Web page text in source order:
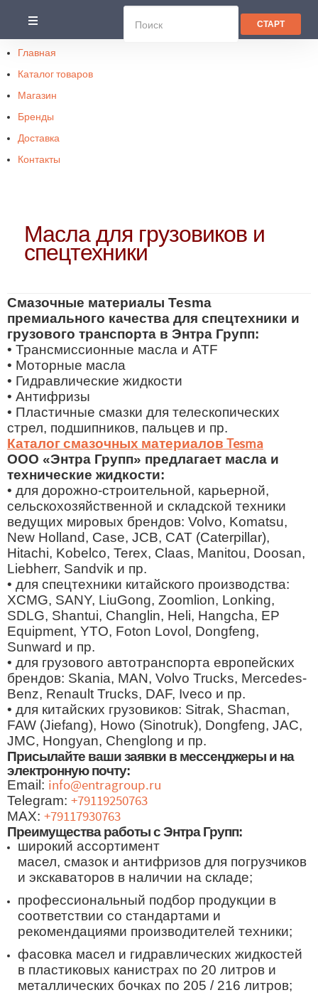
Главная
Каталог товаров
Магазин
Бренды
Доставка
Контакты
Масла для грузовиков и
спецтехники
Смазочные материалы Tesma
премиального качества для спецтехники и
грузового транспорта в Энтра Групп:
• Трансмиссионные масла и ATF
• Моторные масла
• Гидравлические жидкости
• Антифризы
• Пластичные смазки для телескопических
стрел, подшипников, пальцев и пр.
Каталог смазочных материалов Tesma
ООО «Энтра Групп» предлагает масла и
технические жидкости:
• для дорожно-строительной, карьерной,
сельскохозяйственной и складской техники
ведущих мировых брендов: Volvo, Komatsu,
New Holland, Case, JCB, CAT (Caterpillar),
Hitachi, Kobelco, Terex, Claas, Manitou, Doosan,
Liebherr, Sandvik и пр.
• для спецтехники китайского производства:
XCMG, SANY, LiuGong, Zoomlion, Lonking,
SDLG, Shantui, Changlin, Heli, Hangcha, EP
Equipment, YTO, Foton Lovol, Dongfeng,
Sunward и пр.
• для грузового автотранспорта европейских
брендов: Skania, MAN, Volvo Trucks, Mercedes-
Benz, Renault Trucks, DAF, Iveco и пр.
• для китайских грузовиков: Sitrak, Shacman,
FAW (Jiefang), Howo (Sinotruk), Dongfeng, JAC,
JMC, Hongyan, Chenglong и пр.
Присылайте ваши заявки в мессенджеры и на
электронную почту:
Email: info@entragroup.ru
Telegram: +79119250763
MAX: +79117930763
Преимущества работы с Энтра Групп:
широкий ассортимент
масел, смазок и антифризов для погрузчиков
и экскаваторов в наличии на складе;
профессиональный подбор продукции в
соответствии со стандартами и
рекомендациями производителей техники;
фасовка масел и гидравлических жидкостей
в пластиковых канистрах по 20 литров и
металлических бочках по 205 / 216 литров;